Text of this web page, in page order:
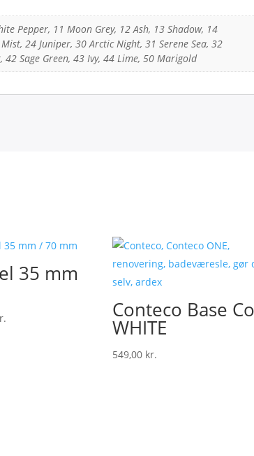
Pepper, 11 Moon Grey, 12 Ash, 13 Shadow, 14
24 Juniper, 30 Arctic Night, 31 Serene Sea, 32
Sage Green, 43 Ivy, 44 Lime, 50 Marigold
35 mm
Conteco Base
WHITE
549,00 kr.